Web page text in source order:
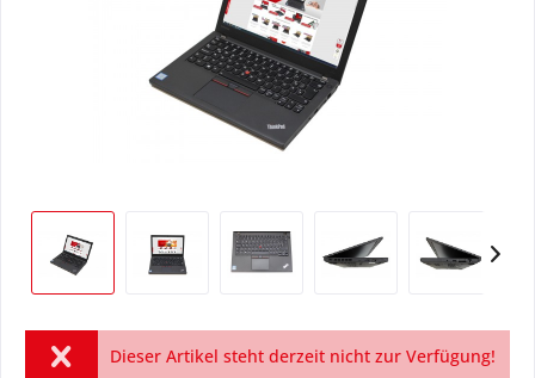
Dieser Artikel steht derzeit nicht zur Verfügung!